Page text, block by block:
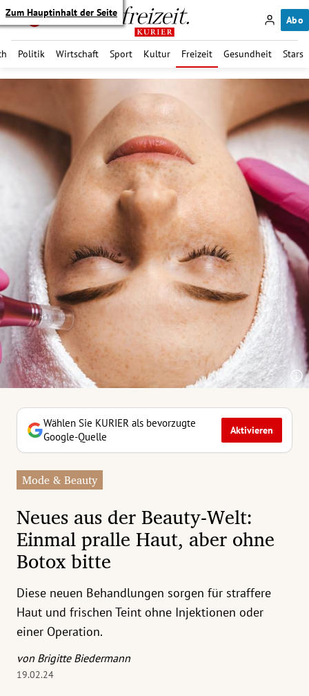
Zum Hauptinhalt der Seite
Abo
Politik Wirtschaft Sport Kultur Freizeit Gesundheit Stars
Untermenü
Untermenü
Untermenü
Untermenü
Untermenü
Untermenü
Untermenü
Untermenü
Untermenü
Untermenü
Wählen Sie KURIER als bevorzugte
Google-Quelle
Aktivieren
Mode & Beauty
Neues aus der Beauty-Welt:
Einmal pralle Haut, aber ohne
Botox bitte
Diese neuen Behandlungen sorgen für straffere
Haut und frischen Teint ohne Injektionen oder
einer Operation.
von Brigitte Biedermann
19.02.24